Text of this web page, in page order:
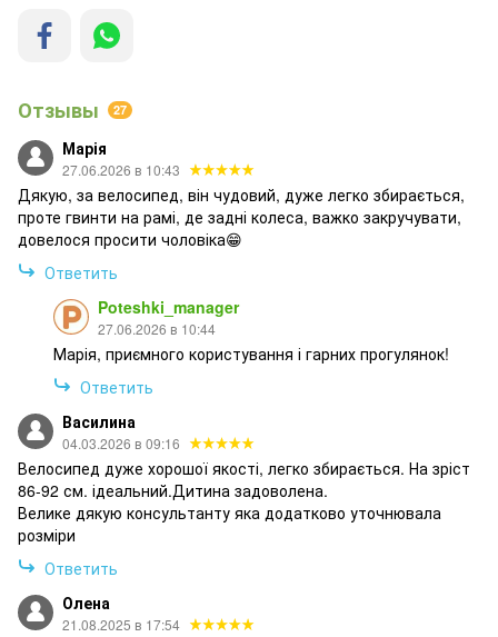
Отзывы 27
Марія
27.06.2026 в 10:43
Дякую, за велосипед, він чудовий, дуже легко збирається,
проте гвинти на рамі, де задні колеса, важко закручувати,
довелося просити чоловіка😁
Ответить
Poteshki_manager
27.06.2026 в 10:44
Марія, приємного користування і гарних прогулянок!
Ответить
Василина
04.03.2026 в 09:16
Велосипед дуже хорошої якості, легко збирається. На зріст
86-92 см. ідеальний.Дитина задоволена.
Велике дякую консультанту яка додатково уточнювала
розміри
Ответить
Олена
21.08.2025 в 17:54